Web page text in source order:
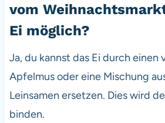
vom
Ei möglich?
Ja, du kannst das Ei durch einen
Apfelmus oder eine Mischung
Leinsamen ersetzen. Dies wird
binden.